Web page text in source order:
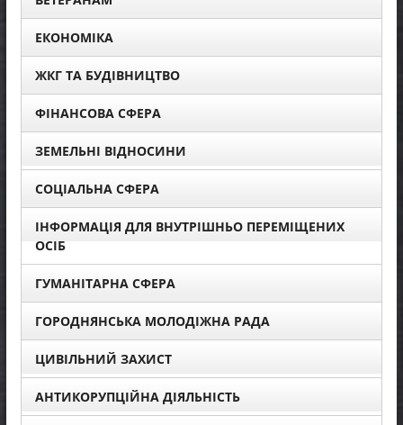
ЕКОНОМІКА
ЖКГ ТА БУДІВНИЦТВО
ФІНАНСОВА СФЕРА
ЗЕМЕЛЬНІ ВІДНОСИНИ
СОЦІАЛЬНА СФЕРА
ІНФОРМАЦІЯ ДЛЯ ВНУТРІШНЬО ПЕРЕМІЩЕНИХ
ОСІБ
ГУМАНІТАРНА СФЕРА
ГОРОДНЯНСЬКА МОЛОДІЖНА РАДА
ЦИВІЛЬНИЙ ЗАХИСТ
АНТИКОРУПЦІЙНА ДІЯЛЬНІСТЬ